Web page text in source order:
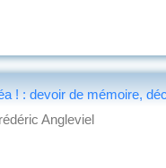
! : devoir de mémoire,
Angleviel